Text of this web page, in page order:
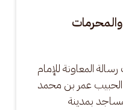
16- الورع والمحرمات
المعاونة للإمام
الحبيب عمر بن محمد
بمدينة